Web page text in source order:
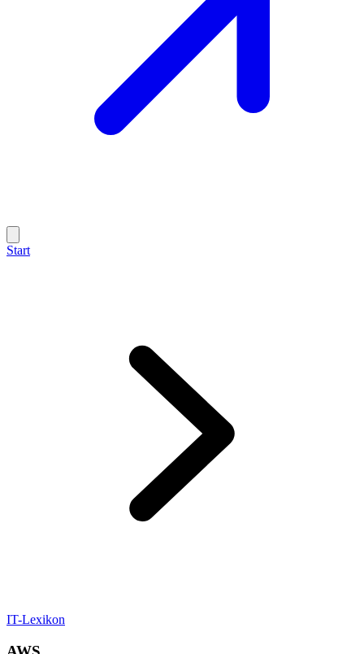
Start
IT-Lexikon